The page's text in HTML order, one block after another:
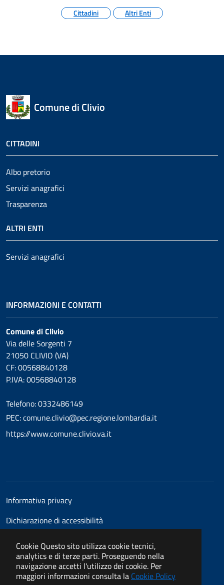
Cookie Questo sito utilizza cookie tecnici,
analytics e di terze parti. Proseguendo nella
navigazione accetti l'utilizzo dei cookie. Per
maggiori informazioni consulta la Cookie Policy
Cittadini Altri Enti
Comune di Clivio
CITTADINI
Albo pretorio
Servizi anagrafici
Trasparenza
ALTRI ENTI
Servizi anagrafici
INFORMAZIONI E CONTATTI
Comune di Clivio
Via delle Sorgenti 7
21050 CLIVIO (VA)
CF: 00568840128
P.IVA: 00568840128
Telefono: 0332486149
PEC: comune.clivio@pec.regione.lombardia.it
https://www.comune.clivio.va.it
Informativa privacy
Dichiarazione di accessibilità